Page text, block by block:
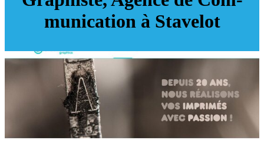
munica­tion à Stavelot